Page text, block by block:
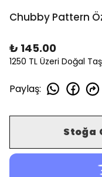
Chubby Pattern
₺ 145.00
1250 TL Üzeri Doğal
Paylaş:
Stoğa